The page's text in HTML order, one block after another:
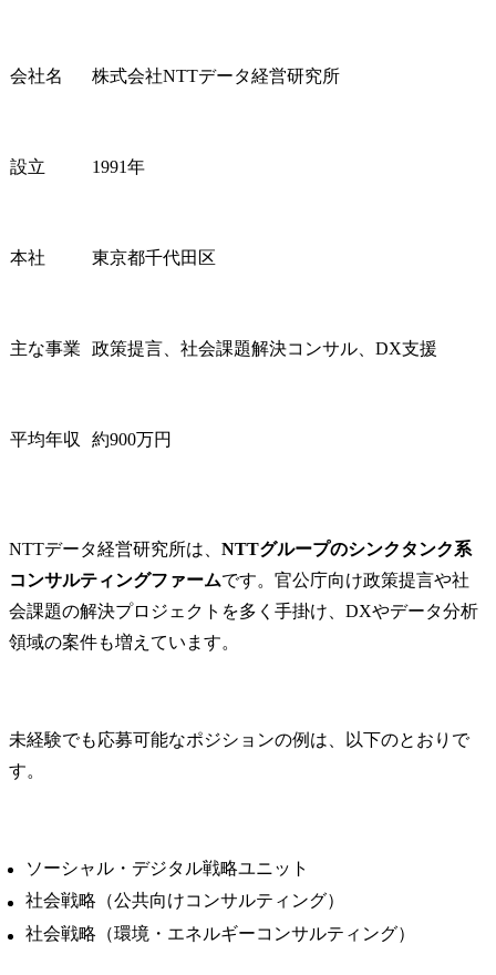
会社名 株式会社NTTデータ経営研究所
設立 1991年
本社 東京都千代田区
主な事業 政策提言、社会課題解決コンサル、DX支援
平均年収 約900万円
NTTデータ経営研究所は、 NTTグループのシンクタンク系
コンサルティングファームです。官公庁向け政策提言や社
会課題の解決プロジェクトを多く手掛け、DXやデータ分析
領域の案件も増えています。
未経験でも応募可能なポジションの例は、以下のとおりで
す。
ソーシャル・デジタル戦略ユニット
社会戦略（公共向けコンサルティング）
社会戦略（環境・エネルギーコンサルティング）